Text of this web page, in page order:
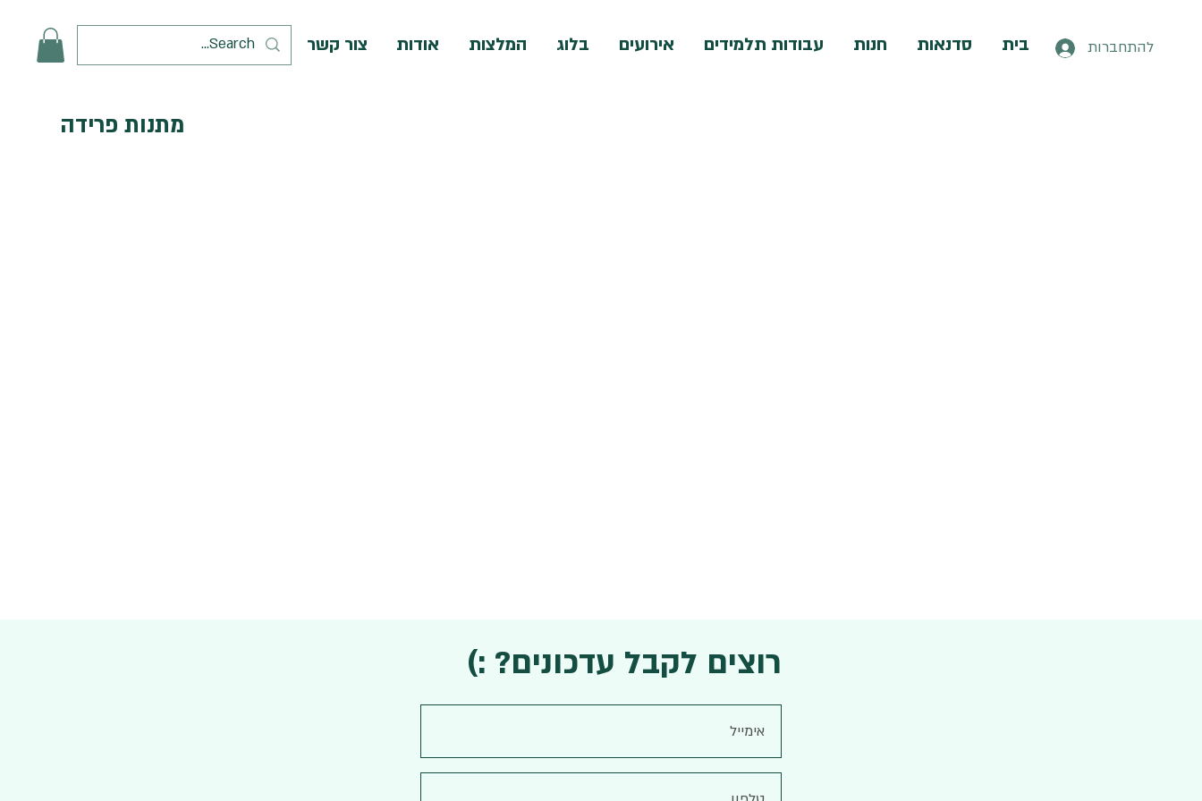
בית סדנאות חנות עבודות תלמידים אירועים בלוג המלצות אודות צור קשר להתחברות
מתנות פרידה
רוצים לקבל עדכונים? :)